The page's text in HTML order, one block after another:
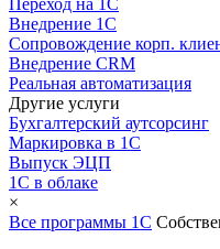
Внедрение 1С
Сопровождение корп.
Внедрение CRM
Реальная автоматизация
Другие услуги
Бухгалтерский аутсорсинг
Маркировка в 1С
Выпуск ЭЦП
1С в облаке
×
Все программы 1С